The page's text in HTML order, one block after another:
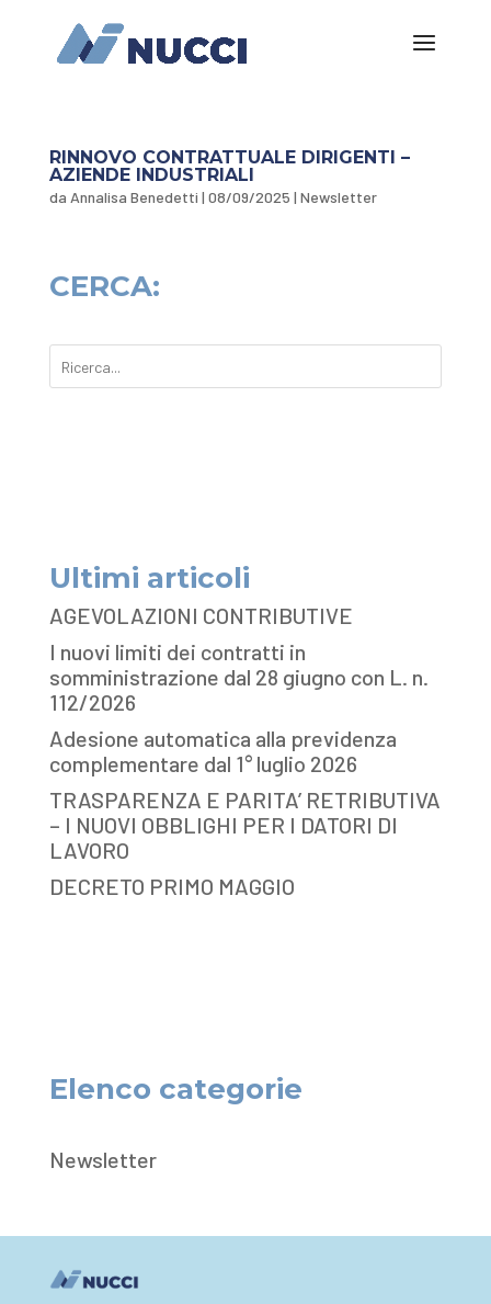
RINNOVO CONTRATTUALE DIRIGENTI –
AZIENDE INDUSTRIALI
da Annalisa Benedetti | 08/09/2025 | Newsletter
CERCA:
Ultimi articoli
AGEVOLAZIONI CONTRIBUTIVE
I nuovi limiti dei contratti in
somministrazione dal 28 giugno con L. n.
112/2026
Adesione automatica alla previdenza
complementare dal 1° luglio 2026
TRASPARENZA E PARITA’ RETRIBUTIVA
– I NUOVI OBBLIGHI PER I DATORI DI
LAVORO
DECRETO PRIMO MAGGIO
Elenco categorie
Newsletter